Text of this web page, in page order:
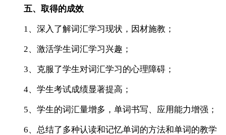
五、取得的成效
1、深入了解词汇学习现状，因材施教；
2、激活学生词汇学习兴趣；
3、克服了学生对词汇学习的心理障碍；
4、学生考试成绩显著提高；
5、学生的词汇量增多，单词书写、应用能力增强；
6、总结了多种认读和记忆单词的方法和单词的教学